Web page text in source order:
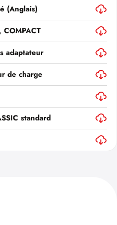
(Anglais)
adaptateur
de charge
standard